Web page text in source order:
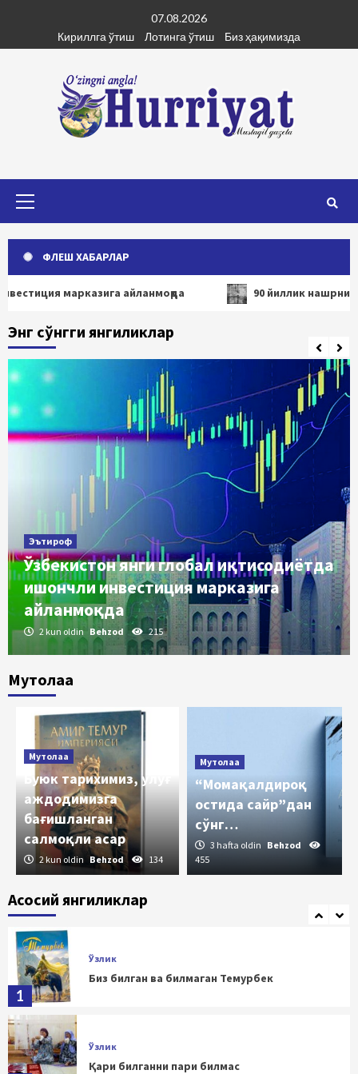
content
07.08.2026
Кириллга ўтиш
Лотинга ўтиш Биз ҳақимизда
ФЛЕШ ХАБАРЛАР
марказига айланмоқда 90 йиллик нашрнинг маёғи
Энг сўнгги янгиликлар
Эътироф
Ўзбекистон янги глобал иқтисодиётда
ишончли инвестиция марказига
айланмоқда
2 kun oldin Behzod 215
Мутолаа
Мутолаа
Буюк тарихимиз, улуғ
аждодимизга
бағишланган
салмоқли асар
2 kun oldin Behzod 134
Мутолаа
“Момақалдироқ
остида сайр”дан
сўнг…
3 hafta oldin Behzod
455
Асосий янгиликлар
Амир Темурми ёки Адам Смит?
Ўзлик
Тарих тилга кирган, тарихдан сабоқ олинган
жойда, албатта, билим ва маърифат,
тараққиёт ва адолат бўлади
5
1
Ўзлик
Биз билган ва билмаган Темурбек
Ўзлик
Қари билганни пари билмас